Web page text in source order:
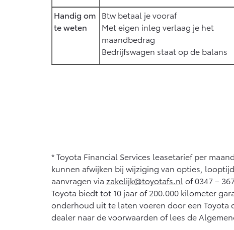
Handig om
te weten
Btw betaal je vooraf
Met eigen inleg verlaag je het
maandbedrag
Bedrijfswagen staat op de balans
* Toyota Financial Services leasetarief per
kunnen afwijken bij wijziging van opties,
aanvragen via zakelijk@toyotafs.nl of 0347 –
Toyota biedt tot 10 jaar of 200.000 kilometer
onderhoud uit te laten voeren door een Toyota
dealer naar de voorwaarden of lees de